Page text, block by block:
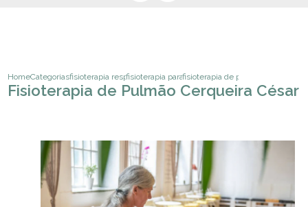
HomeCategoriasfisioterapia respiratoriafisioterapia para o pulmao ipiranga
fisioterapia de pulmao cerqueira
Fisioterapia de Pulmão Cerqueira César